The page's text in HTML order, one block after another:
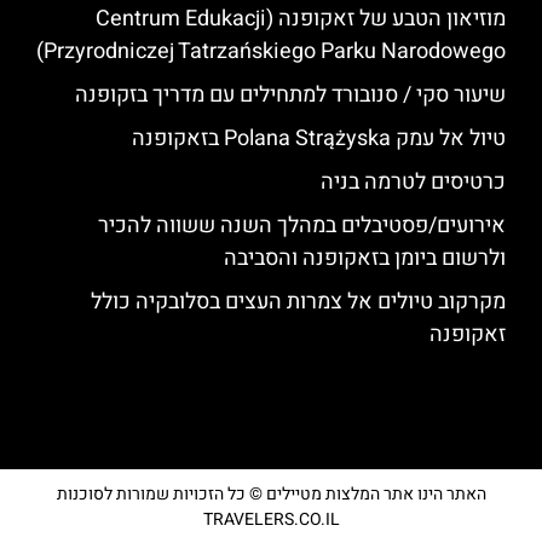
מוזיאון הטבע של זאקופנה (Centrum Edukacji
Przyrodniczej Tatrzańskiego Parku Narodowego)
שיעור סקי / סנובורד למתחילים עם מדריך בזקופנה
טיול אל עמק Polana Strążyska בזאקופנה
כרטיסים לטרמה בניה
אירועים/פסטיבלים במהלך השנה ששווה להכיר
ולרשום ביומן בזאקופנה והסביבה
מקרקוב טיולים אל צמרות העצים בסלובקיה כולל
זאקופנה
האתר הינו אתר המלצות מטיילים © כל הזכויות שמורות לסוכנות
TRAVELERS.CO.IL